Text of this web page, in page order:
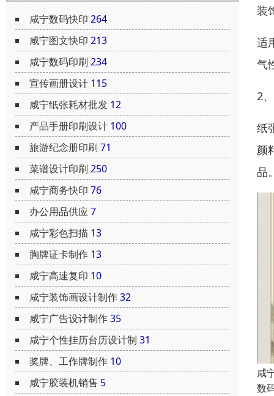
咸宁数码快印 264
咸宁图文快印 213
咸宁数码印刷 234
宣传画册设计 115
咸宁纸张耗材批发 12
产品手册印刷设计 100
旅游纪念册印刷 71
菜谱设计印刷 250
咸宁商务快印 76
办公用品供应7
咸宁彩色扫描 13
胸牌证卡制作 13
咸宁高速复印 10
咸宁装饰画设计制作32
咸宁广告设计制作35
咸宁个性挂历台历设计制 31
奖牌、工作牌制作 10
咸宁胶装机销售 5
装
适
气
2
纸
颜
品
咸
数